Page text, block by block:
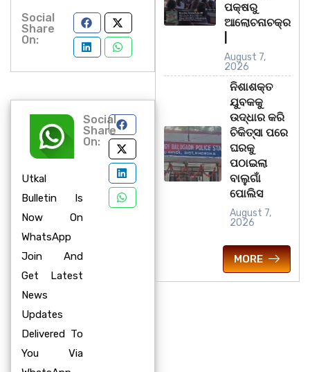
Social
Share
On:
Utkal
Bulletin Is
Now On
WhatsApp
Join And
Get Latest
News
Updates
Delivered To
You Via
Social
Share
On:
ପକ୍ଷରୁ
ଆଲୋଚନାଚକ୍ର
August 7,
2026
ନିଶାଶକ୍ତ
ଯୁବକକୁ
ଉଦ୍ଧାର କରି
ଚିକିତ୍ସା ପରେ
ଘରକୁ
ପଠାଇଲା
ବାଲୁଗାଁ
ପୋଲିସ
August 7,
2026
MORE